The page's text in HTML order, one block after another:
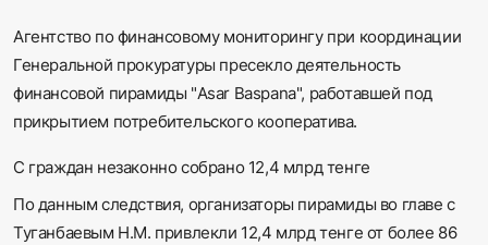
Русский
Агентство по финансовому мониторингу при координации
Генеральной прокуратуры пресекло деятельность
финансовой пирамиды "Asar Baspana", работавшей под
прикрытием потребительского кооператива.
С граждан незаконно собрано 12,4 млрд тенге
По данным следствия, организаторы пирамиды во главе с
Туганбаевым Н.М. привлекли 12,4 млрд тенге от более 86